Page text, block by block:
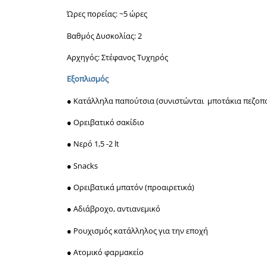
Ώρες πορείας: ~5 ώρες
Βαθμός Δυσκολίας: 2
Αρχηγός: Στέφανος Τυχηρός
Εξοπλισμός
● Κατάλληλα παπούτσια (συνιστώνται μποτάκια
● Ορειβατικό σακίδιο
● Νερό 1,5 -2 lt
● Snacks
● Ορειβατικά μπατόν (προαιρετικά)
● Αδιάβροχο, αντιανεμικό
● Ρουχισμός κατάλληλος για την εποχή
● Ατομικό φαρμακείο